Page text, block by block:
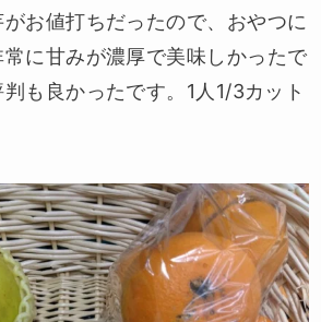
お値打ちだったので、おやつに
常に甘みが濃厚で美味しかったで
も良かったです。1人1/3カット